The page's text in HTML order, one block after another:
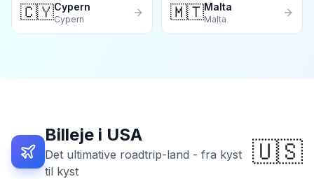
🇨🇾Cypern
Cypern 🇲🇹Malta
Malta
Billeje i USA
Det ultimative roadtrip-land - fra kyst
til kyst
🇺🇸